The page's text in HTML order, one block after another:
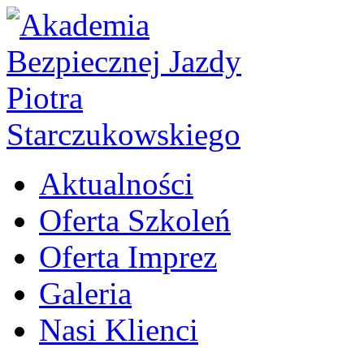
Aktualności
Oferta Szkoleń
Oferta Imprez
Galeria
Nasi Klienci